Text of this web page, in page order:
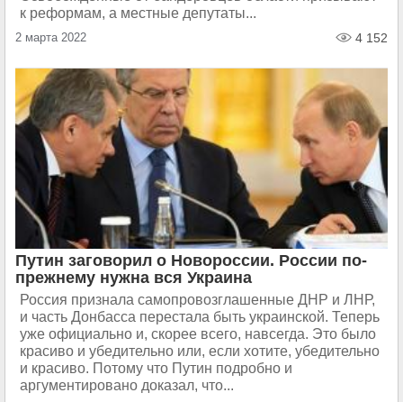
к реформам, а местные депутаты...
2 марта 2022 4 152
Путин заговорил о Новороссии. России по-
прежнему нужна вся Украина
Россия признала самопровозглашенные ДНР и ЛНР,
и часть Донбасса перестала быть украинской. Теперь
уже официально и, скорее всего, навсегда. Это было
красиво и убедительно или, если хотите, убедительно
и красиво. Потому что Путин подробно и
аргументировано доказал, что...